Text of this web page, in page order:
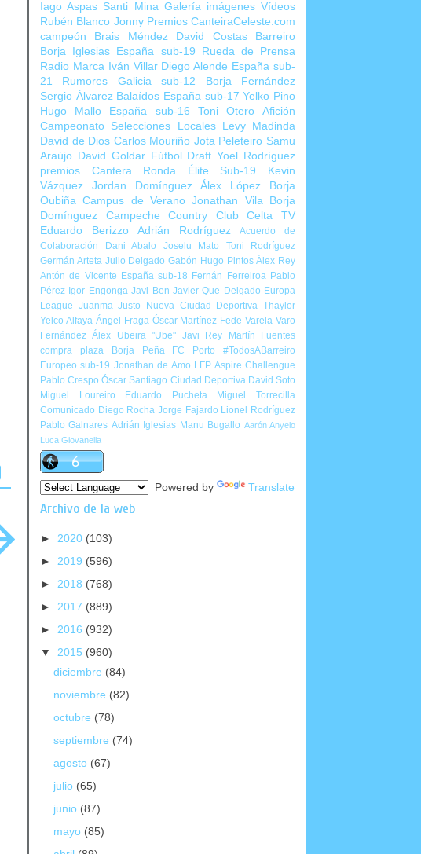
Iago Aspas Santi Mina Galería imágenes Vídeos
Rubén Blanco Jonny Premios CanteiraCeleste.com
campeón
Brais Méndez David Costas
Barreiro
Borja Iglesias
España sub-19
Rueda de Prensa
Radio Marca
Iván Villar Diego Alende España sub-
21
Rumores Galicia sub-12
Borja Fernández
Sergio Álvarez Balaídos España sub-17 Yelko Pino
Hugo Mallo
España sub-16 Toni Otero
Afición
Campeonato Selecciones Locales
Levy Madinda
David de Dios Carlos Mouriño Jota Peleteiro Samu
Araújo David Goldar Fútbol Draft Yoel Rodríguez
premios Cantera
Ronda Élite Sub-19
Kevin
Vázquez
Jordan Domínguez Álex López
Borja
Oubiña Campus de Verano Jonathan Vila
Borja
Domínguez
Campeche Country Club
Celta TV
Eduardo Berizzo
Adrián Rodríguez
Acuerdo de
Colaboración
Dani Abalo Joselu Mato
Toni Rodríguez
Germán Arteta Julio Delgado Gabón Hugo Pintos Álex Rey
Antón de Vicente España sub-18 Fernán Ferreiroa Pablo
Pérez Igor Engonga Javi Ben Javier Que Delgado Europa
League Juanma Justo Nueva Ciudad Deportiva Thaylor
Yelco Alfaya Ángel Fraga Óscar Martínez Fede Varela Varo
Fernández Álex Ubeira "Ube" Javi Rey
Martín Fuentes
compra plaza
Borja Peña FC Porto
#TodosABarreiro
Europeo sub-19 Jonathan de Amo LFP Aspire Challengue
Pablo Crespo Óscar Santiago Ciudad Deportiva David Soto
Miguel Loureiro
Eduardo Pucheta
Miguel Torrecilla
Comunicado Diego Rocha Jorge Fajardo Lionel Rodríguez
Pablo Galnares Adrián Iglesias Manu Bugallo Aarón Anyelo
Luca Giovanella
Powered by Translate
Archivo de la web
► 2020 (103)
► 2019 (596)
► 2018 (768)
► 2017 (889)
► 2016 (932)
▼ 2015 (960)
diciembre (84)
noviembre (82)
octubre (78)
septiembre (74)
agosto (67)
julio (65)
junio (87)
mayo (85)